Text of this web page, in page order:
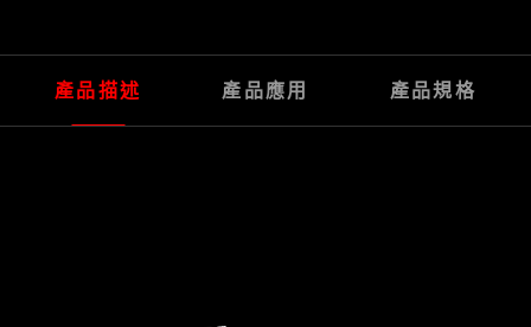
產品描述 產品應用 產品規格